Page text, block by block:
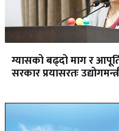
ग्यासको बढ्दो माग र
सरकार प्रयासरतः